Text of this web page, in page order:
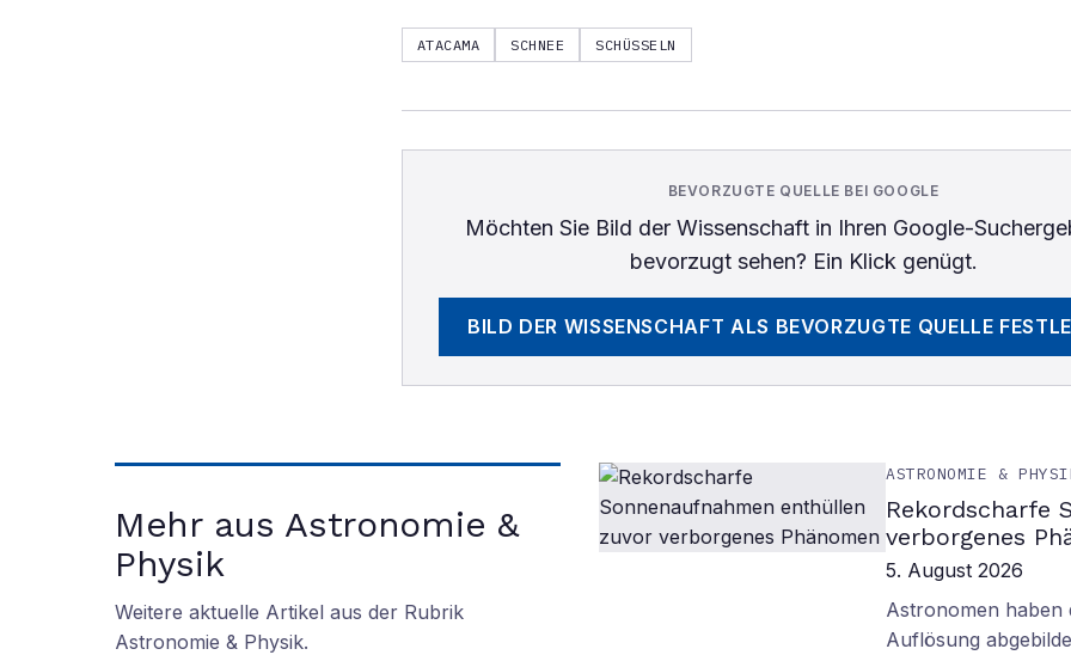
ATACAMA SCHNEE SCHÜSSELN
BEVORZUGTE QUELLE BEI GOOGLE
Möchten Sie Bild der Wissenschaftin Ihren Google-
bevorzugt sehen? Ein Klick genügt.
BILD DER WISSENSCHAFT ALS BEVORZUGTE QUELLE
Mehr aus Astronomie &
Physik
Weitere aktuelle Artikel aus der Rubrik
Astronomie & Physik.
ASTRONOMIE &
Rekordscharfe
verborgenes
5. August 2026
Astronomen
Auflösung